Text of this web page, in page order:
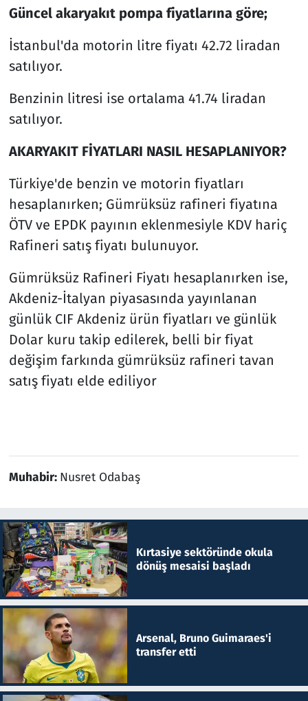
Güncel akaryakıt pompa fiyatlarına göre;
İstanbul'da motorin litre fiyatı 42.72 liradan
satılıyor.
Benzinin litresi ise ortalama 41.74 liradan
satılıyor.
AKARYAKIT FİYATLARI NASIL HESAPLANIYOR?
Türkiye'de benzin ve motorin fiyatları
hesaplanırken; Gümrüksüz rafineri fiyatına
ÖTV ve EPDK payının eklenmesiyle KDV hariç
Rafineri satış fiyatı bulunuyor.
Gümrüksüz Rafineri Fiyatı hesaplanırken ise,
Akdeniz-İtalyan piyasasında yayınlanan
günlük CIF Akdeniz ürün fiyatları ve günlük
Dolar kuru takip edilerek, belli bir fiyat
değişim farkında gümrüksüz rafineri tavan
satış fiyatı elde ediliyor
Muhabir: Nusret Odabaş
Kırtasiye sektöründe okula
dönüş mesaisi başladı
Arsenal, Bruno Guimaraes'i
transfer etti